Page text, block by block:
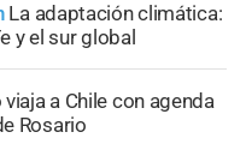
La adaptación climática:
y el sur global
viaja a Chile con agenda
Rosario